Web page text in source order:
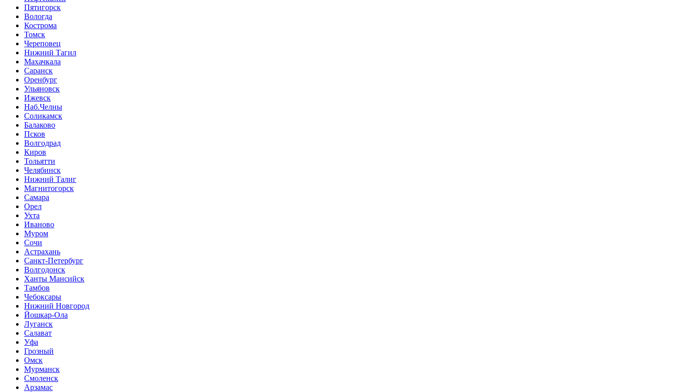
Пятигорск
Вологда
Кострома
Томск
Череповец
Нижний Тагил
Махачкала
Саранск
Оренбург
Ульяновск
Ижевск
Наб.Челны
Соликамск
Балаково
Псков
Волгодрад
Киров
Тольятти
Челябинск
Нижний Талиг
Магнитогорск
Самара
Орел
Ухта
Иваново
Муром
Сочи
Астрахань
Санкт-Петербург
Волгодонск
Ханты Мансийск
Тамбов
Чебоксары
Нижний Новгород
Йошкар-Ола
Луганск
Салават
Уфа
Грозный
Омск
Мурманск
Смоленск
Арзамас